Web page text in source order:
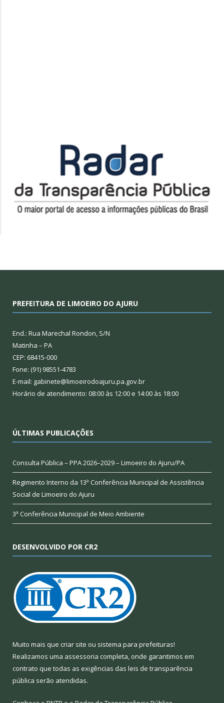
PREFEITURA DE LIMOEIRO DO AJURU
End.: Rua Marechal Rondon, S/N
Matinha – PA
CEP: 68415-000
Fone: (91) 98551-4783
E-mail: gabinete@limoeirodoajuru.pa.gov.br
Horário de atendimento: 08:00 às 12:00 e 14:00 às 18:00
ÚLTIMAS PUBLICAÇÕES
Consulta Pública – PPA 2026–2029 – Limoeiro do Ajuru/PA
Regimento Interno da 13ª Conferência Municipal de Assistência
Social de Limoeiro do Ajuru
3ª Conferência Municipal de Meio Ambiente
DESENVOLVIDO POR CR2
Muito mais que criar site ou sistema para prefeituras!
Realizamos uma assessoria completa, onde garantimos em
contrato que todas as exigências das leis de transparência
pública serão atendidas.